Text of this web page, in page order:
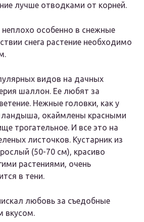
лучше отводками от корней.
неплохо особенно в снежные
снега растение необходимо
видов на дачных
шаллон. Ее любят за
Нежные головки, как у
ландыша, окаймлены красными
трогательное. И все это на
листочков. Кустарник из
(50-70 см), красиво
растениями, очень
в тени.
любовь за съедобные
вкусом.